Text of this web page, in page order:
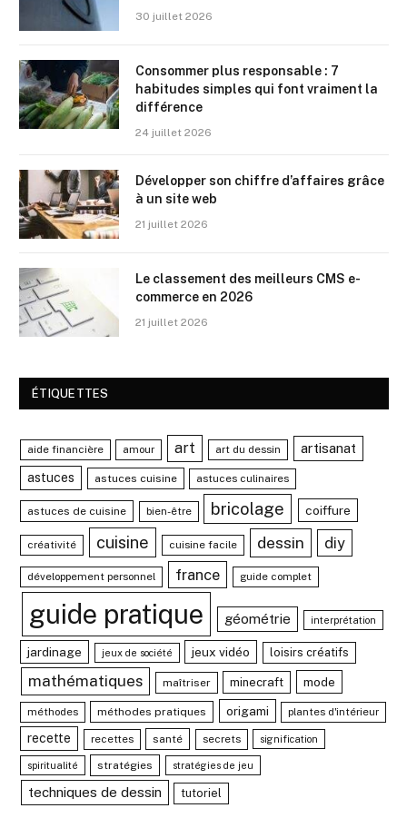
30 juillet 2026
Consommer plus responsable : 7
habitudes simples qui font vraiment la
différence
24 juillet 2026
Développer son chiffre d’affaires grâce
à un site web
21 juillet 2026
Le classement des meilleurs CMS e-
commerce en 2026
21 juillet 2026
ÉTIQUETTES
aide financière amour art art du dessin artisanat
astuces astuces cuisine astuces culinaires
astuces de cuisine bien-être bricolage coiffure
créativité cuisine cuisine facile dessin diy
développement personnel france guide complet
guide pratique géométrie interprétation
jardinage jeux de société jeux vidéo loisirs créatifs
mathématiques maîtriser minecraft mode
méthodes méthodes pratiques origami plantes d'intérieur
recette recettes santé secrets signification
spiritualité stratégies stratégies de jeu
techniques de dessin tutoriel